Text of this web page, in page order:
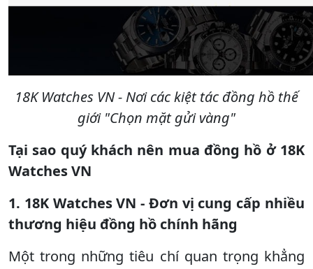
18K Watches VN - Nơi các kiệt tác đồng hồ thế
giới "Chọn mặt gửi vàng"
Tại sao quý khách nên mua đồng hồ ở 18K
Watches VN
1. 18K Watches VN - Đơn vị cung cấp nhiều
thương hiệu đồng hồ chính hãng
Một trong những tiêu chí quan trọng khẳng